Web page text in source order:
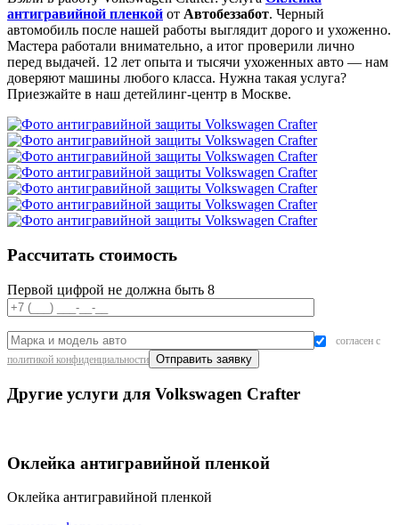
антигравийной пленкой от Автобеззабот. Черный
автомобиль после нашей работы выглядит дорого и ухоженно.
Мастера работали внимательно, а итог проверили лично
перед выдачей. 12 лет опыта и тысячи ухоженных авто — нам
доверяют машины любого класса. Нужна такая услуга?
Приезжайте в наш детейлинг-центр в Москве.
Рассчитать стоимость
Первой цифрой не должна быть 8
согласен с
политикой конфиденциальности
Другие услуги для Volkswagen Crafter
Оклейка антигравийной пленкой
Оклейка антигравийной пленкой